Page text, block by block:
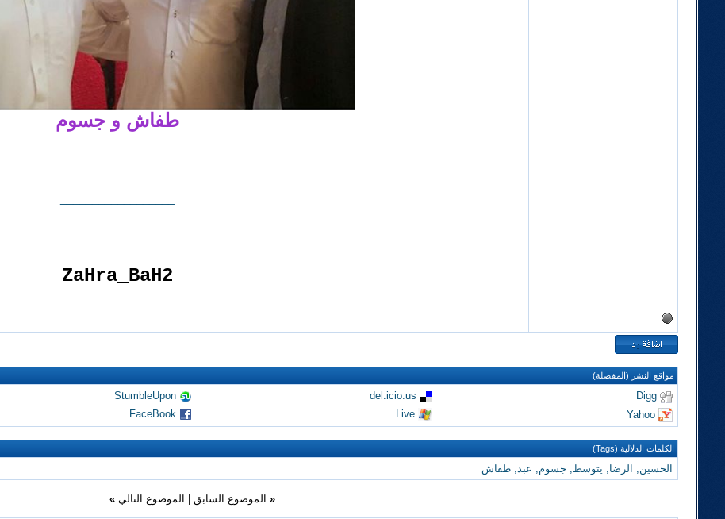
طفاش و جسوم
ZaHra_BaH2
مواقع النشر (المفضلة)
Digg
del.icio.us
StumbleUpon
Yahoo
Live
FaceBook
الكلمات الدلالية (Tags)
الحسين, الرضا, يتوسط, جسوم, عبد, طفاش
« الموضوع السابق الموضوع التالي »